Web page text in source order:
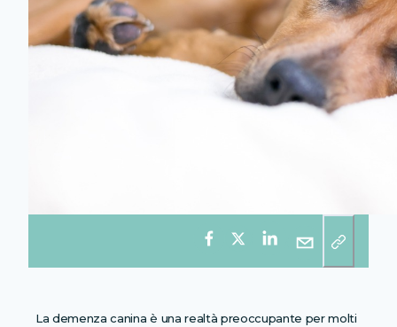
La demenza canina è una realtà preoccupante per molti